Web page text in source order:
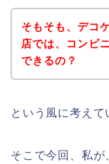
そもそも、デコ
店では、コンビ
できるの？
という風に考えて
そこで今回、私